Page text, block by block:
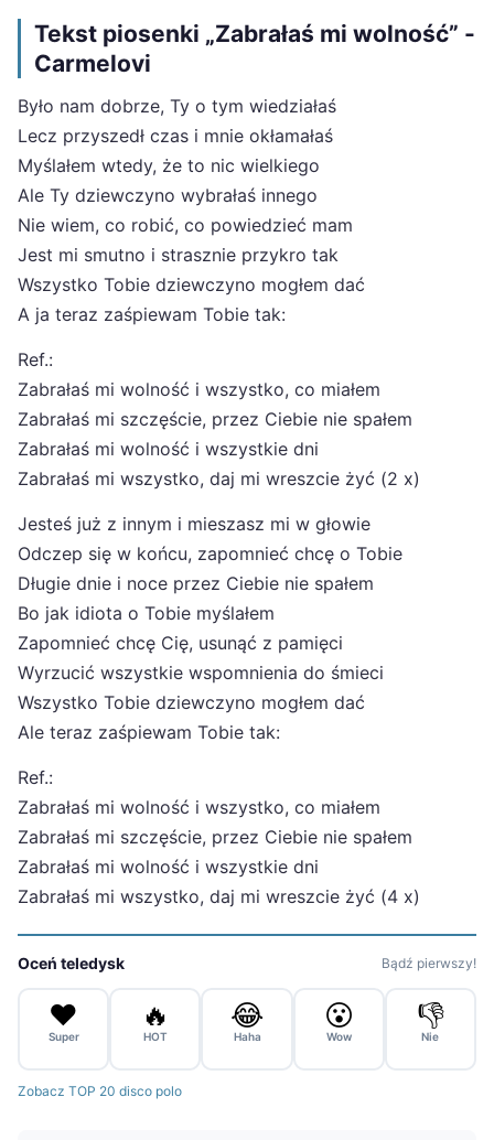
Tekst piosenki „Zabrałaś mi wolność” -
Carmelovi
Było nam dobrze, Ty o tym wiedziałaś
Lecz przyszedł czas i mnie okłamałaś
Myślałem wtedy, że to nic wielkiego
Ale Ty dziewczyno wybrałaś innego
Nie wiem, co robić, co powiedzieć mam
Jest mi smutno i strasznie przykro tak
Wszystko Tobie dziewczyno mogłem dać
A ja teraz zaśpiewam Tobie tak:
Ref.:
Zabrałaś mi wolność i wszystko, co miałem
Zabrałaś mi szczęście, przez Ciebie nie spałem
Zabrałaś mi wolność i wszystkie dni
Zabrałaś mi wszystko, daj mi wreszcie żyć (2 x)
Jesteś już z innym i mieszasz mi w głowie
Odczep się w końcu, zapomnieć chcę o Tobie
Długie dnie i noce przez Ciebie nie spałem
Bo jak idiota o Tobie myślałem
Zapomnieć chcę Cię, usunąć z pamięci
Wyrzucić wszystkie wspomnienia do śmieci
Wszystko Tobie dziewczyno mogłem dać
Ale teraz zaśpiewam Tobie tak:
Ref.:
Zabrałaś mi wolność i wszystko, co miałem
Zabrałaś mi szczęście, przez Ciebie nie spałem
Zabrałaś mi wolność i wszystkie dni
Zabrałaś mi wszystko, daj mi wreszcie żyć (4 x)
Oceń teledysk Bądź pierwszy!
❤️
Super
🔥
HOT
😂
Haha
😮
Wow
👎
Nie
Zobacz TOP 20 disco polo